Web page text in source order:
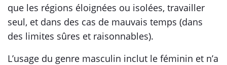
que les régions éloignées ou isolées, travailler
seul, et dans des cas de mauvais temps (dans
des limites sûres et raisonnables).
L’usage du genre masculin inclut le féminin et n’a